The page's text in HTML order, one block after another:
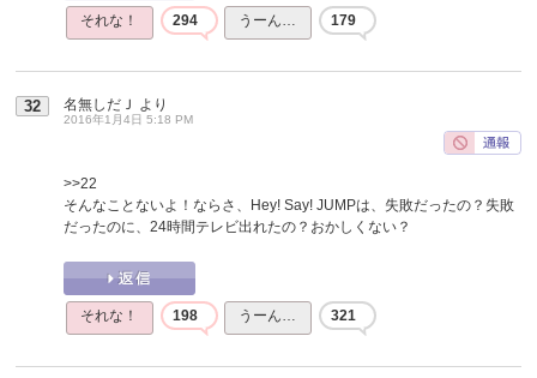
それな！ 294 うーん… 179
32 名無しだＪ より
2016年1月4日 5:18 PM
>>22
そんなことないよ！ならさ、Hey! Say! JUMPは、失敗だったの？失敗
だったのに、24時間テレビ出れたの？おかしくない？
それな！ 198 うーん… 321